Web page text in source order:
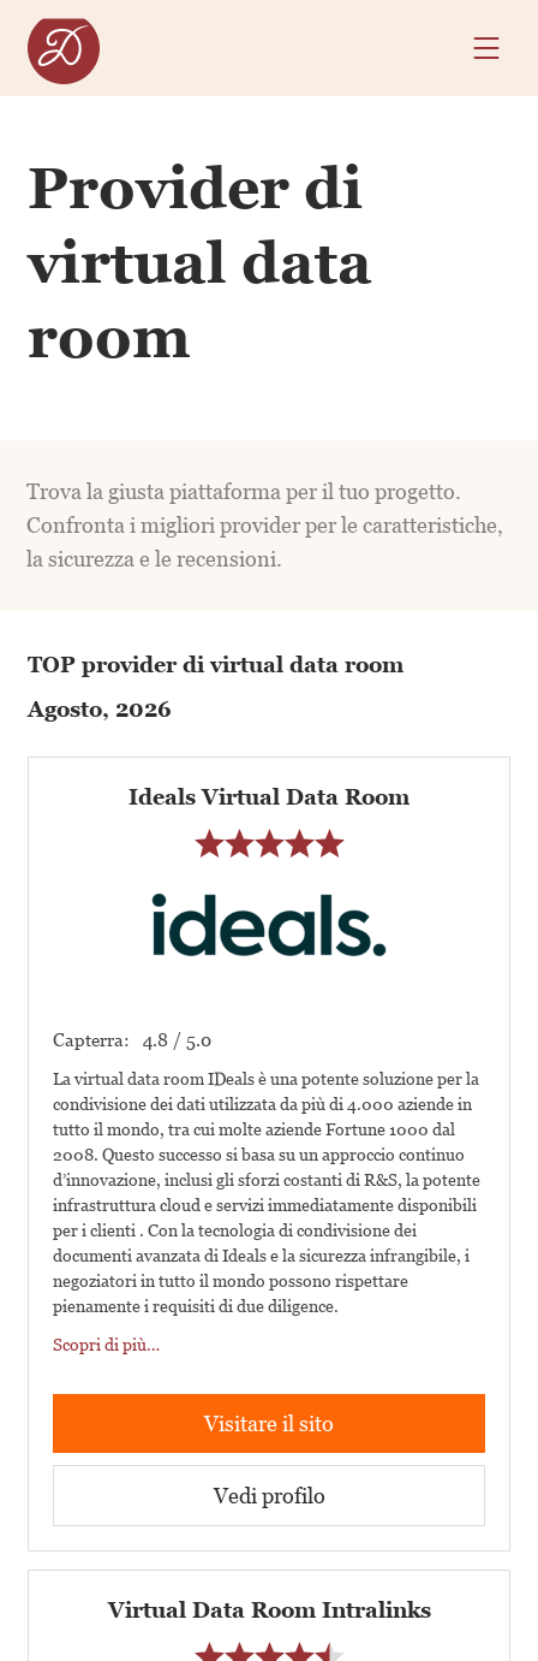
Provider di
virtual data
room
Trova la giusta piattaforma per il tuo progetto.
Confronta i migliori provider per le caratteristiche,
la sicurezza e le recensioni.
TOP provider di virtual data room
Agosto, 2026
Ideals Virtual Data Room
Capterra: 4.8 / 5.0
La virtual data room IDeals è una potente soluzione per la
condivisione dei dati utilizzata da più di 4.000 aziende in
tutto il mondo, tra cui molte aziende Fortune 1000 dal
2008. Questo successo si basa su un approccio continuo
d’innovazione, inclusi gli sforzi costanti di R&S, la potente
infrastruttura cloud e servizi immediatamente disponibili
per i clienti . Con la tecnologia di condivisione dei
documenti avanzata di Ideals e la sicurezza infrangibile, i
negoziatori in tutto il mondo possono rispettare
pienamente i requisiti di due diligence.
Scopri di più…
Visitare il sito
Vedi profilo
Virtual Data Room Intralinks